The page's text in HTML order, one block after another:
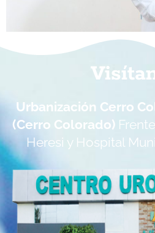
Urbanización Cerro
(Cerro Colorado)
Heresi y Hospital